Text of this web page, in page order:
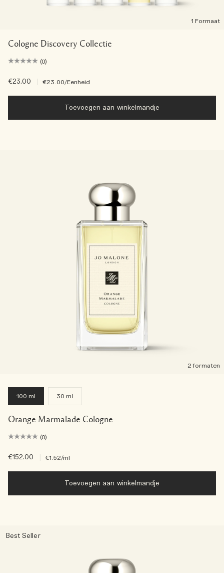
1 Formaat
Cologne Discovery Collectie
(0)
€23.00 €23.00/Eenheid
Toevoegen aan winkelmandje
2 formaten
100 ml 30 ml
Orange Marmalade Cologne
(0)
€152.00 €1.52/ml
Toevoegen aan winkelmandje
Best Seller